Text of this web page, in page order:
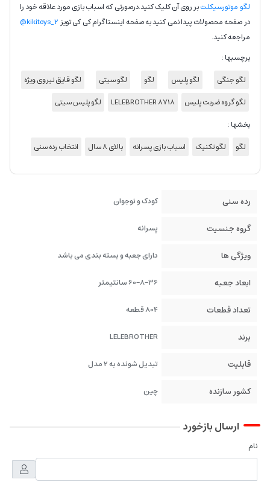
لگو موتورسیکلتبر روی آن کلیک کنید.درصورتی که اسباب بازی مورد علاقه خود را
در صفحه محصولات پیدا نمی کنید به صفحه اینستاگرام کی کی تویزkikitoys_2@
مراجعه کنید.
برچسبها :
لگو جنگی
لگو پلیس لگو لگو سیتی
لگو قایق نیروی ویژه
لگو گروه ضربت پلیس
LELEBROTHER 8718
لگو پلیس سیتی
بخشها :
لگو
لگو تکنیک اسباب بازی پسرانه بالای 8 سال انتخاب رده سنی
رده سنی کودک و نوجوان
گروه جنسیت پسرانه
ویژگی ها دارای جعبه و بسته بندی می باشد
ابعاد جعبه 60-8-36 سانتیمتر
تعداد قطعات 804 قطعه
برند LELEBROTHER
قابلیت تبدیل شونده به 2 مدل
کشور سازنده چین
ارسال بازخورد
نام